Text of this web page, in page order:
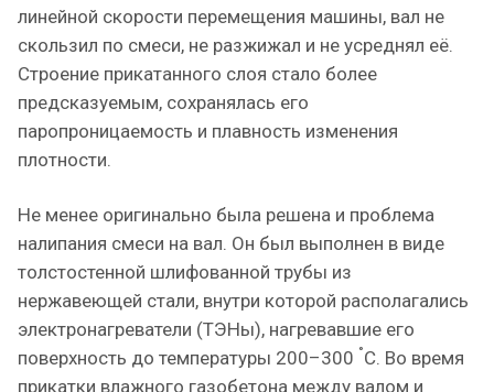
линейной скорости перемещения машины, вал не
скользил по смеси, не разжижал и не усреднял её.
Строение прикатанного слоя стало более
предсказуемым, сохранялась его
паропроницаемость и плавность изменения
плотности.
Не менее оригинально была решена и проблема
налипания смеси на вал. Он был выполнен в виде
толстостенной шлифованной трубы из
нержавеющей стали, внутри которой располагались
электронагреватели (ТЭНы), нагревавшие его
поверхность до температуры 200–300 °С. Во время
прикатки влажного газобетона между валом и